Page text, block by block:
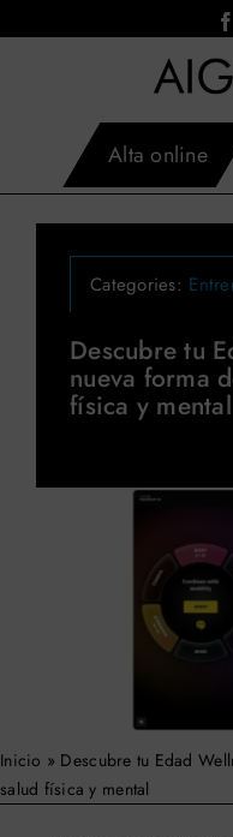
Alta online
Inicio
Actividades
Servicios
Tarifas
Horarios
Aiguajoc
Blog
Categories:
Descubre tu
nueva forma
física y mental
Inicio » Descubre tu Edad
salud física y mental